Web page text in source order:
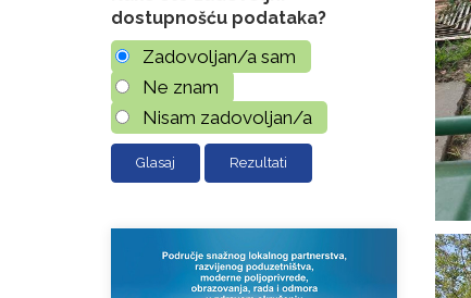
dostupnošću podataka?
Zadovoljan/a sam
Ne znam
Nisam zadovoljan/a
Rezultati